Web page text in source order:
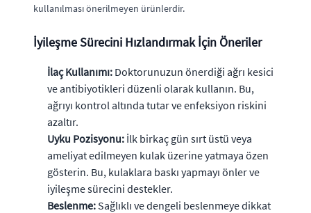
kullanılması önerilmeyen ürünlerdir.
İyileşme Sürecini Hızlandırmak İçin Öneriler
İlaç Kullanımı: Doktorunuzun önerdiği ağrı kesici
ve antibiyotikleri düzenli olarak kullanın. Bu,
ağrıyı kontrol altında tutar ve enfeksiyon riskini
azaltır.
Uyku Pozisyonu: İlk birkaç gün sırt üstü veya
ameliyat edilmeyen kulak üzerine yatmaya özen
gösterin. Bu, kulaklara baskı yapmayı önler ve
iyileşme sürecini destekler.
Beslenme: Sağlıklı ve dengeli beslenmeye dikkat